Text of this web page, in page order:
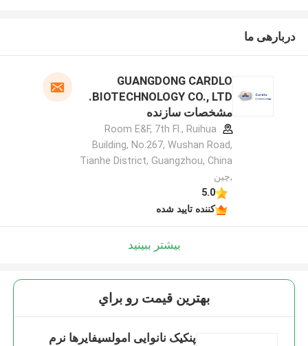
دربارهی ما
GUANGDONG CARDLO
BIOTECHNOLOGY CO., LTD.
مشخصات سازنده
Room E&F, 7th Fl., Ruihua
Building, No.267, Wushan Road,
Tianhe District, Guangzhou, China
,چین
5.0
کننده تایید شده
بیشتر ببینید
بهترين قيمت رو براي
پنکیک نانوایی امولسیفایرها نرم